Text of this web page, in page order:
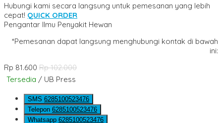
Hubungi kami secara langsung untuk pemesanan yang lebih
cepat! QUICK ORDER
Pengantar Ilmu Penyakit Hewan
*Pemesanan dapat langsung menghubungi kontak di bawah
ini:
Rp 81.600 Rp 102.000
Tersedia / UB Press
SMS 6285100523476
Telepon 6285100523476
Whatsapp 6285100523476